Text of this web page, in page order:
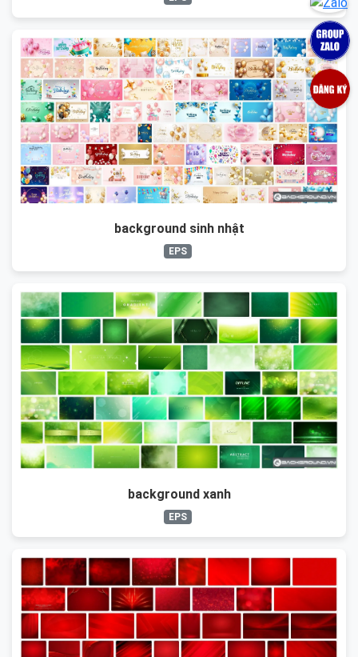
background sinh nhật
EPS
background xanh
EPS